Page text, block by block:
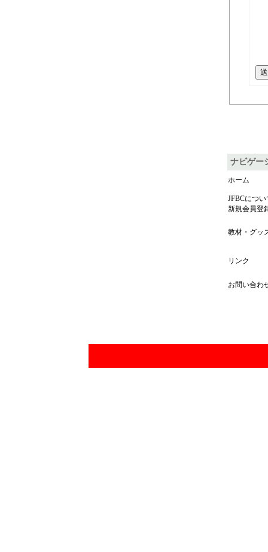
ナビゲー
ホーム
JFBCについ
新規会員登
教材・グッ
リンク
お問い合わ